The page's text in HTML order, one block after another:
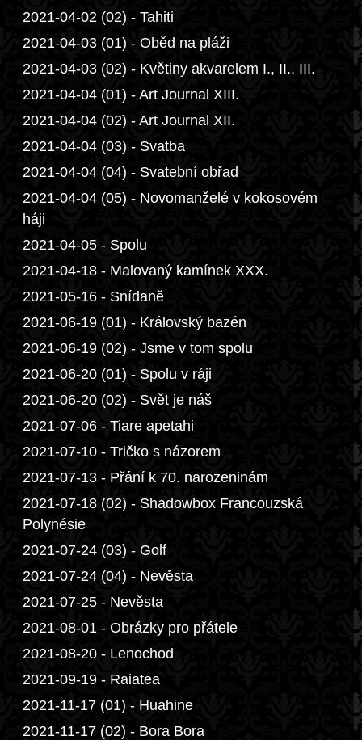
2021-04-02 (02) - Tahiti
2021-04-03 (01) - Oběd na pláži
2021-04-03 (02) - Květiny akvarelem I., II., III.
2021-04-04 (01) - Art Journal XIII.
2021-04-04 (02) - Art Journal XII.
2021-04-04 (03) - Svatba
2021-04-04 (04) - Svatební obřad
2021-04-04 (05) - Novomanželé v kokosovém
háji
2021-04-05 - Spolu
2021-04-18 - Malovaný kamínek XXX.
2021-05-16 - Snídaně
2021-06-19 (01) - Královský bazén
2021-06-19 (02) - Jsme v tom spolu
2021-06-20 (01) - Spolu v ráji
2021-06-20 (02) - Svět je náš
2021-07-06 - Tiare apetahi
2021-07-10 - Tričko s názorem
2021-07-13 - Přání k 70. narozeninám
2021-07-18 (02) - Shadowbox Francouzská
Polynésie
2021-07-24 (03) - Golf
2021-07-24 (04) - Nevěsta
2021-07-25 - Nevěsta
2021-08-01 - Obrázky pro přátele
2021-08-20 - Lenochod
2021-09-19 - Raiatea
2021-11-17 (01) - Huahine
2021-11-17 (02) - Bora Bora